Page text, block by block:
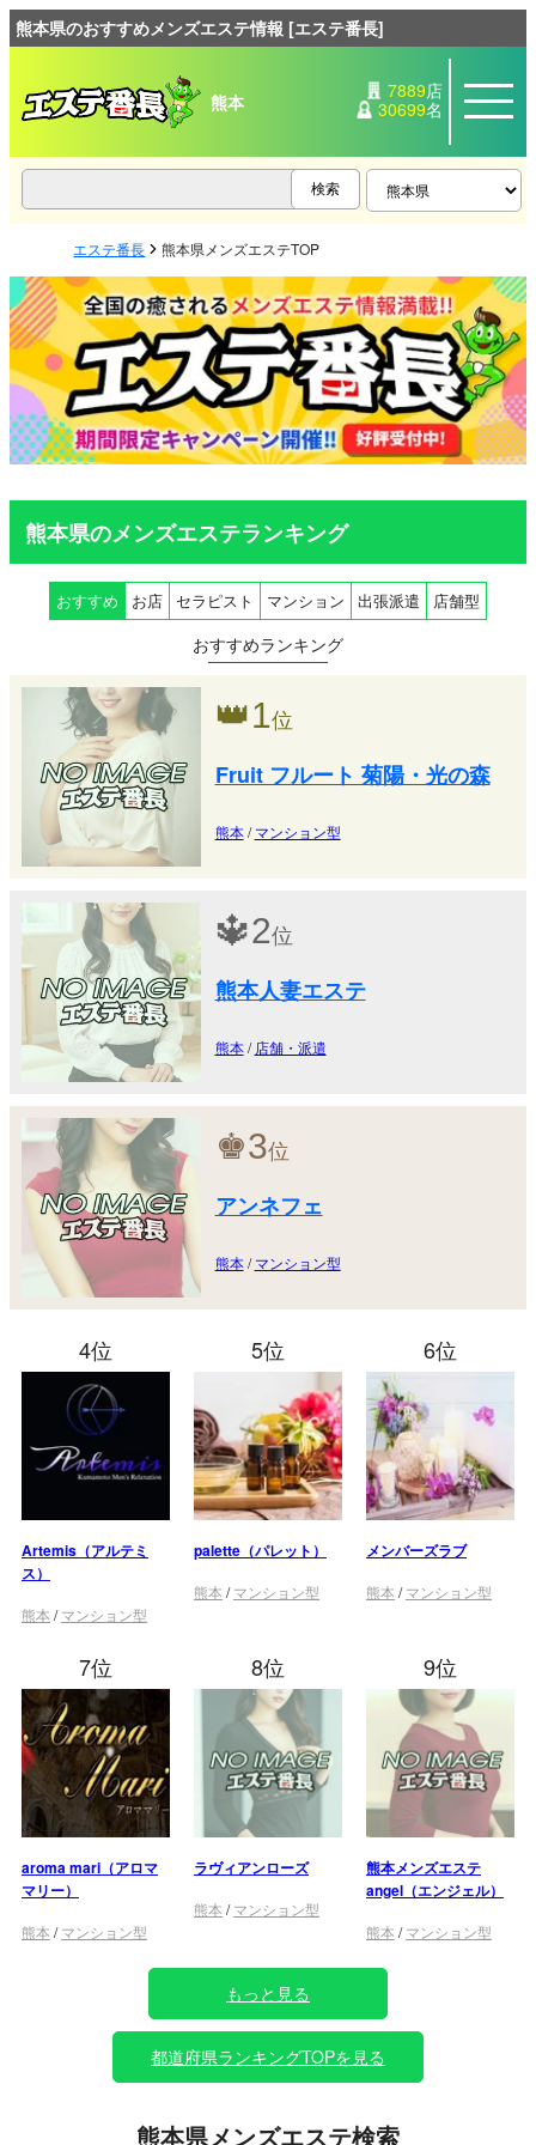
熊本県のおすすめメンズエステ情報 [エステ番長]
熊本 7889店
30699名
エステ番長 熊本県メンズエステTOP
熊本県のメンズエステランキング
おすすめ お店 セラピスト マンション 出張派遣 店舗型
おすすめランキング
👑1位
Fruit フルート 菊陽・光の森
熊本/マンション型
🔱2位
熊本人妻エステ
熊本/ 店舗・派遣
♚3位
アンネフェ
熊本/マンション型
4位
Artemis（アルテミ
ス）
熊本 /マンション型
5位
palette（パレット）
熊本 /マンション型
6位
メンバーズラブ
熊本 /マンション型
7位
aroma mari（アロマ
マリー）
熊本 /マンション型
8位
ラヴィアンローズ
熊本 /マンション型
9位
熊本メンズエステ
angel（エンジェル）
熊本 /マンション型
もっと見る
都道府県ランキングTOPを見る
熊本県メンズエステ検索